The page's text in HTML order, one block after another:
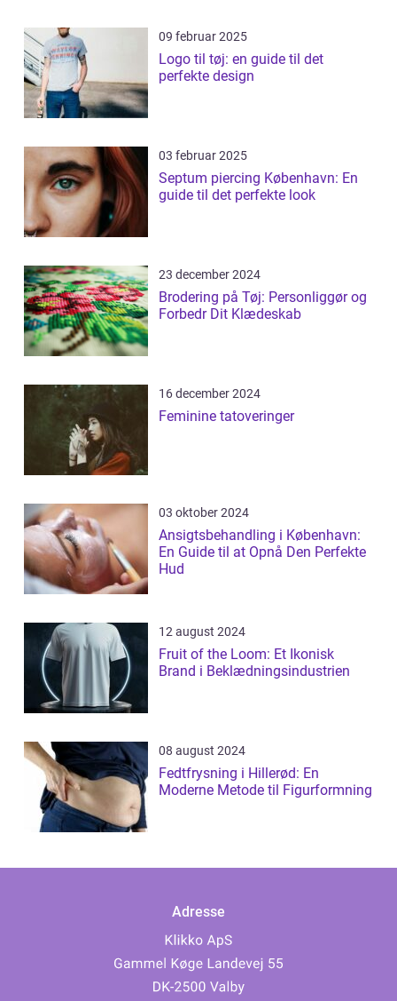
09 februar 2025
Logo til tøj: en guide til det
perfekte design
03 februar 2025
Septum piercing København: En
guide til det perfekte look
23 december 2024
Brodering på Tøj: Personliggør og
Forbedr Dit Klædeskab
16 december 2024
Feminine tatoveringer
03 oktober 2024
Ansigtsbehandling i København:
En Guide til at Opnå Den Perfekte
Hud
12 august 2024
Fruit of the Loom: Et Ikonisk
Brand i Beklædningsindustrien
08 august 2024
Fedtfrysning i Hillerød: En
Moderne Metode til Figurformning
Adresse